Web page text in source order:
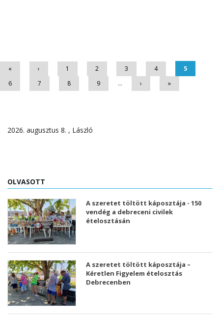
« ‹ 1 2 3 4
5
6
7 8 9 … › »
2026. augusztus 8. , László
OLVASOTT
A szeretet töltött káposztája - 150
vendég a debreceni civilek
ételosztásán
A szeretet töltött káposztája –
Kéretlen Figyelem ételosztás
Debrecenben